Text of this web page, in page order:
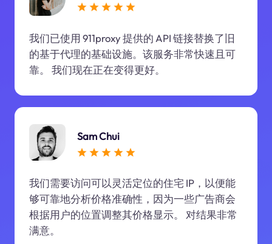
我们已使用 911proxy 提供的 API 链接替换了旧
的基于代理的基础设施。该服务非常快速且可
靠。 我们现在正在变得更好。
Sam Chui
我们需要访问可以灵活定位的住宅 IP，以便能
够可靠地分析价格准确性，因为一些广告商会
根据用户的位置调整其价格显示。 对结果非常
满意。